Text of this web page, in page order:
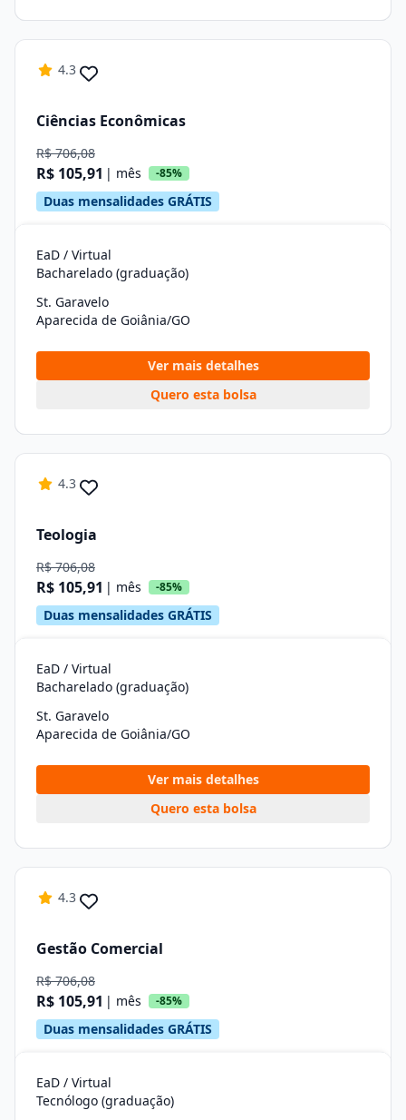
4.3
Ciências Econômicas
R$ 706,08
R$ 105,91 | mês -85%
Duas mensalidades GRÁTIS
EaD / Virtual
Bacharelado (graduação)
St. Garavelo
Aparecida de Goiânia/GO
Ver mais detalhes
Quero esta bolsa
4.3
Teologia
R$ 706,08
R$ 105,91 | mês -85%
Duas mensalidades GRÁTIS
EaD / Virtual
Bacharelado (graduação)
St. Garavelo
Aparecida de Goiânia/GO
Ver mais detalhes
Quero esta bolsa
4.3
Gestão Comercial
R$ 706,08
R$ 105,91 | mês -85%
Duas mensalidades GRÁTIS
EaD / Virtual
Tecnólogo (graduação)